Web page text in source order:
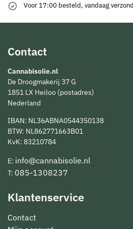
Voor 17:00 besteld, vandaag
Contact
Cannabisolie.nl
De Droogmakerij 37 G
1851 LX Heiloo (postadres)
Nederland
IBAN: NL36ABNA0544350138
BTW: NL862771663B01
KvK: 83210784
E: info@cannabisolie.nl
T: 085-1308237
Klantenservice
Contact